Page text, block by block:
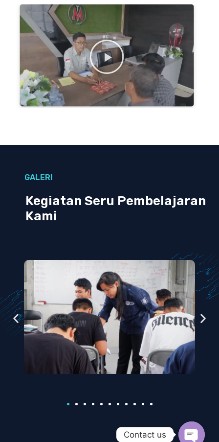
GALERI
Kegiatan Seru Pembelajaran
Kami